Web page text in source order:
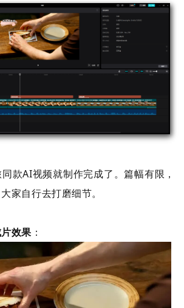
款AI视频就制作完成了。篇幅有限，
家自行去打磨细节。
效果 ：